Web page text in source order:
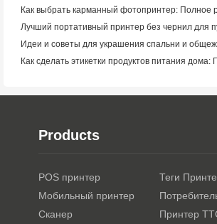
Идеи и советы для украшения спальни и
Products
POS принтер
Теги
Мобильный принтер
Сканер
Принтер